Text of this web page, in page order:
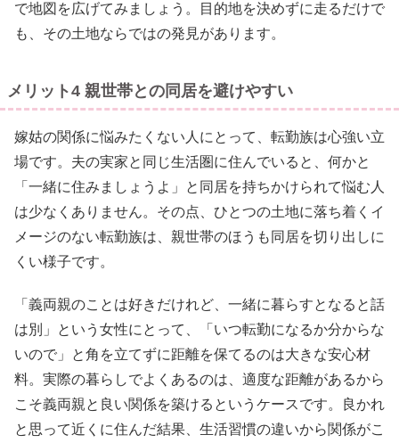
で地図を広げてみましょう。目的地を決めずに走るだけで
も、その土地ならではの発見があります。
メリット4 親世帯との同居を避けやすい
嫁姑の関係に悩みたくない人にとって、転勤族は心強い立
場です。夫の実家と同じ生活圏に住んでいると、何かと
「一緒に住みましょうよ」と同居を持ちかけられて悩む人
は少なくありません。その点、ひとつの土地に落ち着くイ
メージのない転勤族は、親世帯のほうも同居を切り出しに
くい様子です。
「義両親のことは好きだけれど、一緒に暮らすとなると話
は別」という女性にとって、「いつ転勤になるか分からな
いので」と角を立てずに距離を保てるのは大きな安心材
料。実際の暮らしでよくあるのは、適度な距離があるから
こそ義両親と良い関係を築けるというケースです。良かれ
と思って近くに住んだ結果、生活習慣の違いから関係がこ